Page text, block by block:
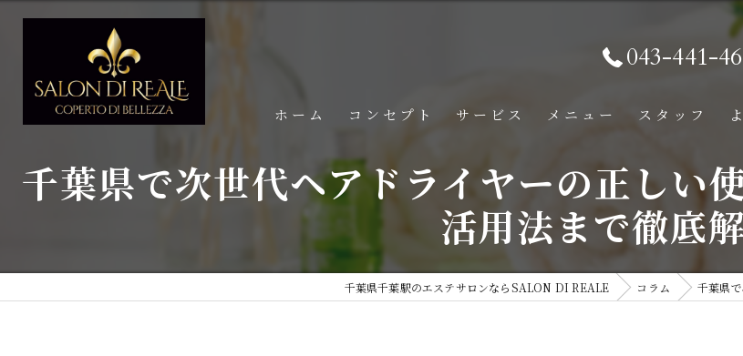
043-441-
ホーム コンセプト サービス メニュー スタッフ
千葉県で次世代ヘアドライヤーの正しい
活用法まで徹底
千葉県千葉駅のエステサロンならSALON DI REALE コラム 千葉県